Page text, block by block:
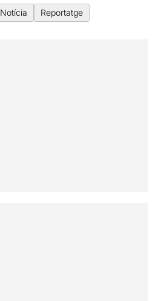
Notícia Reportatge